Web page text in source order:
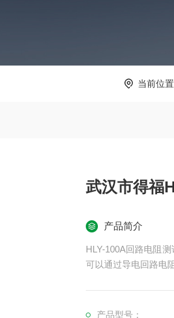
当前位置
武汉市得福
产品简介
HLY-100A回路电阻
可以通过导电回路电
产品型号：